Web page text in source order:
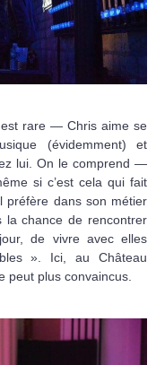
rare — Chris aime se
(évidemment) et
lui. On le comprend —
si c’est cela qui fait
préfère dans son métier
la chance de rencontrer
de vivre avec elles
». Ici, au Château
peut plus convaincus.